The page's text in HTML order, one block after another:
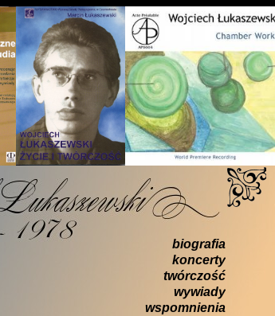
biografia
koncerty
twórczość
wywiady
wspomnienia